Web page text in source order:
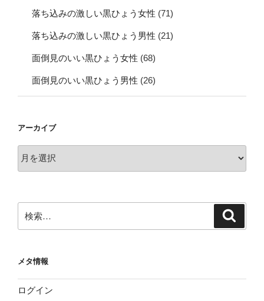
落ち込みの激しい黒ひょう女性 (71)
落ち込みの激しい黒ひょう男性 (21)
面倒見のいい黒ひょう女性 (68)
面倒見のいい黒ひょう男性 (26)
アーカイブ
ー
索:
メタ情報
ログイン